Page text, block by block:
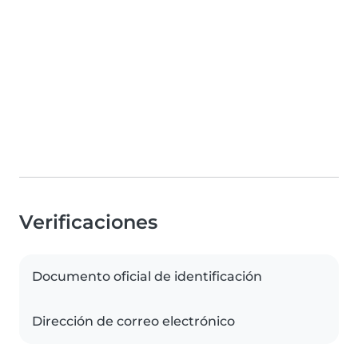
Verificaciones
Documento oficial de identificación
Dirección de correo electrónico